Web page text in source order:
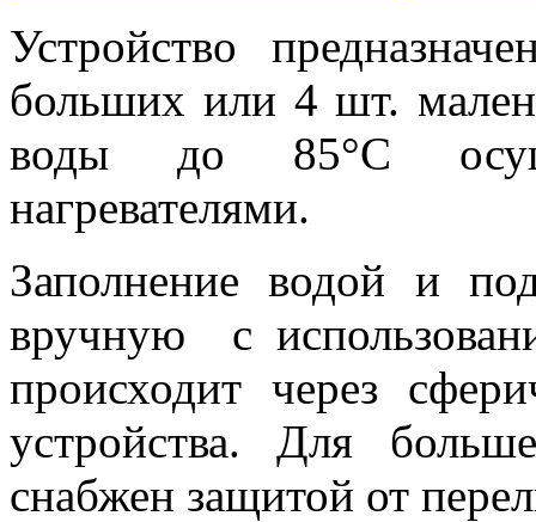
Устройство
больших или 4 шт.
воды до 85°С
нагревателями.
Заполнение водой и
вручную с
происходит через
устройства. Для
снабжен защитой от